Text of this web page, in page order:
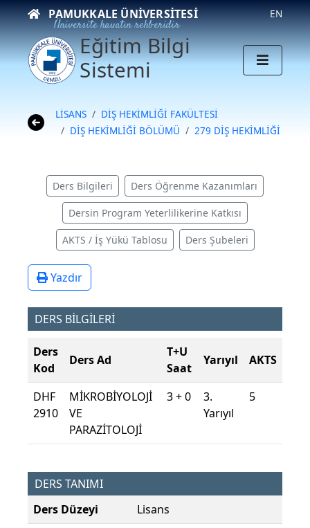
PAMUKKALE ÜNIVERSITESI
Üniversite hayatın rehberidir
EN
Eğitim Bilgi
Sistemi
LİSANS
DİŞ HEKİMLİĞİ FAKÜLTESİ
DİŞ HEKİMLİĞİ BÖLÜMÜ
279 DİŞ HEKİMLİĞİ
Ders Bilgileri Ders Öğrenme Kazanımları
Dersin Program Yeterlilikerine Katkısı
AKTS / İş Yükü Tablosu Ders Şubeleri
Yazdır
DERS BİLGİLERİ
Ders
Kod
Ders Ad
T+U
Saat
Yarıyıl AKTS
DHF
2910
MİKROBİYOLOJİ
VE
PARAZİTOLOJİ
3 + 0
3.
Yarıyıl
5
DERS TANIMI
Ders Düzeyi
Lisans